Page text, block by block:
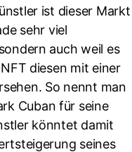
ist dieser Markt
sehr viel
auch weil es
diesen mit einer
So nennt man
Cuban für seine
könntet damit
seines